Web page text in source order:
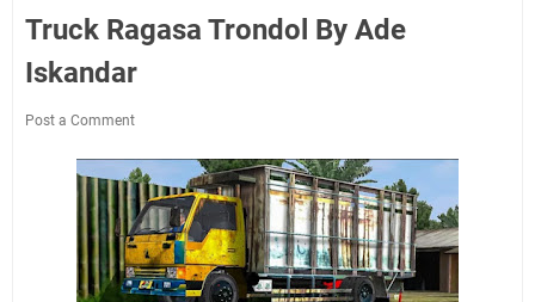
Truck Ragasa Trondol By Ade
Iskandar
Post a Comment